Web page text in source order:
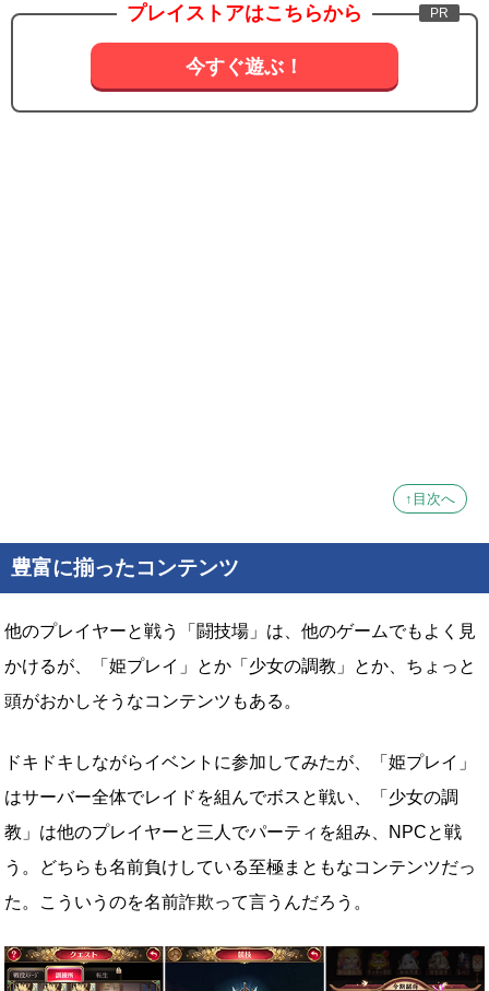
プレイストアはこちらから
今すぐ遊ぶ！
↑目次へ
豊富に揃ったコンテンツ
他のプレイヤーと戦う「闘技場」は、他のゲームでもよく見
かけるが、「姫プレイ」とか「少女の調教」とか、ちょっと
頭がおかしそうなコンテンツもある。
ドキドキしながらイベントに参加してみたが、「姫プレイ」
はサーバー全体でレイドを組んでボスと戦い、「少女の調
教」は他のプレイヤーと三人でパーティを組み、NPCと戦
う。どちらも名前負けしている至極まともなコンテンツだっ
た。こういうのを名前詐欺って言うんだろう。